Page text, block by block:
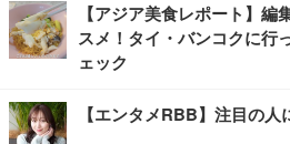
【アジア美食レポート】
スメ！タイ・バンコクに行
ェック
【エンタメRBB】注目の